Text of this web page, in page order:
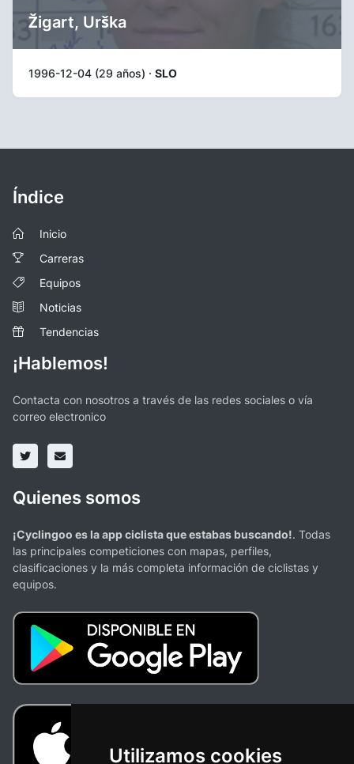
Utilizamos cookies
Žigart, Urška
1996-12-04 (29 años) · SLO
Índice
Inicio
Carreras
Equipos
Noticias
Tendencias
¡Hablemos!
Contacta con nosotros a través de las redes sociales o vía
correo electronico
Quienes somos
¡Cyclingoo es la app ciclista que estabas buscando!. Todas
las principales competiciones con mapas, perfiles,
clasificaciones y la más completa información de ciclistas y
equipos.